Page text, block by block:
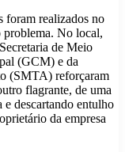
foram realizados no
problema. No local,
de Meio
(GCM) e da
(SMTA) reforçaram
flagrante, de uma
e descartando entulho
da empresa